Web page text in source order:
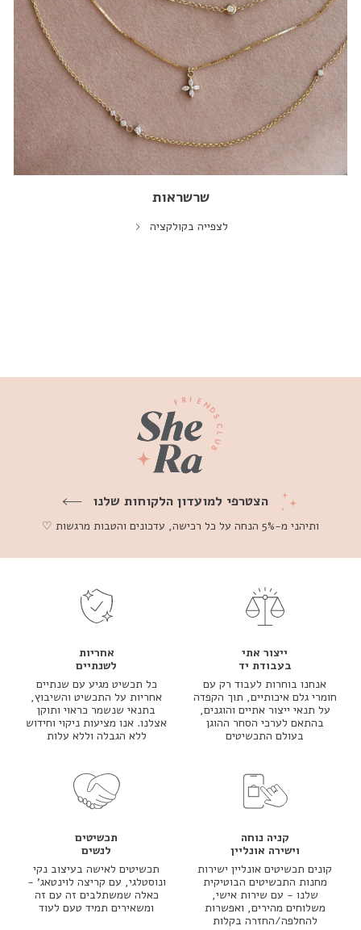
שרשראות
לצפייה בקולקציה
הצטרפי למועדון הלקוחות שלנו
ותיהני מ-5% הנחה על כל רכישה, עדכונים והטבות מרגשות ♡
תכשיטים
לנשים
תכשיטים לאישה בעיצוב נקי
ונוסטלגי, עם קריצה לוינטאג' -
כאלה שמשתלבים זה עם זה
ומשאירים תמיד טעם לעוד
ייצור אתי
בעבודת יד
אנחנו בוחרות לעבוד רק עם
חומרי גלם איכותיים, תוך הקפדה
על תנאי ייצור אתיים והוגנים,
בהתאם לערכי הסחר ההוגן
בעולם התכשיטים
אחריות
לשנתיים
כל תכשיט מגיע עם שנתיים
אחריות על התכשיט והשיבוץ,
בתנאי שנשמר כראוי ותוקן
אצלנו. אנו מציעות ניקוי וחידוש
ללא הגבלה וללא עלות
קניה נוחה
וישירה אונליין
קונים תכשיטים אונליין ישירות
מחנות התכשיטים הבוטיקית
שלנו - עם שירות אישי,
משלוחים מהירים, ואפשרות
להחלפה/החזרה בקלות